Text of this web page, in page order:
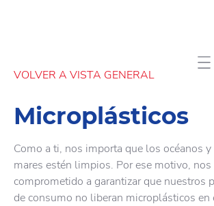
VOLVER A VISTA GENERAL
Microplásticos
Como a ti, nos importa que los océanos
mares estén limpios. Por ese motivo,
comprometido a garantizar que nuestros
de consumo no liberan microplásticos en